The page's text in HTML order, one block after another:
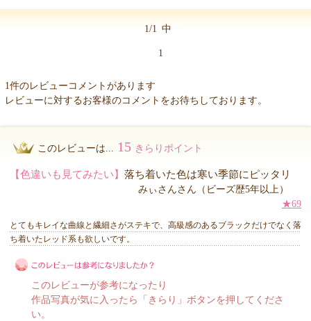
1/1 中
1
1件のレビューコメントがあります
レビューに対するお客様のコメントをお待ちしております。
このレビューは... 15 きらりポイント
【色違いも見てみたい】 落ち着いた色は寒い季節にピッタリ
みぃさんさん（ビーズ歴5年以上）
★69
とてもキレイな曲線と繊細さがステキで、高級感のあるブラックだけでなく落
ち着いたレッド系も欲しいです。
このレビューが参考になったり
作品写真が気に入ったら「きらり」ボタンを押してくださ
い。